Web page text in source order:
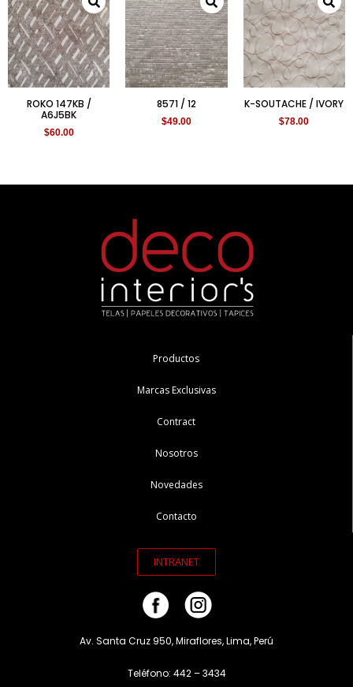
ROKO 147KB /
A6J5BK
$60.00
8571 / 12
$49.00
K-SOUTACHE / IVORY
$78.00
Productos
Marcas Exclusivas
Contract
Nosotros
Novedades
Contacto
INTRANET
Av. Santa Cruz 950, Miraflores, Lima, Perú
Teléfono: 442 – 3434